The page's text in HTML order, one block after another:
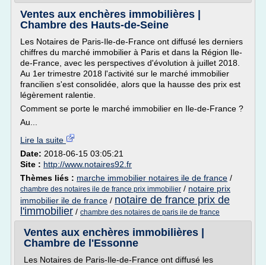
Ventes aux enchères immobilières |
Chambre des Hauts-de-Seine
Les Notaires de Paris-Ile-de-France ont diffusé les derniers
chiffres du marché immobilier à Paris et dans la Région Ile-
de-France, avec les perspectives d'évolution à juillet 2018.
Au 1er trimestre 2018 l'activité sur le marché immobilier
francilien s'est consolidée, alors que la hausse des prix est
légèrement ralentie.
Comment se porte le marché immobilier en Ile-de-France ?
Au...
Lire la suite
Date: 2018-06-15 03:05:21
Site : http://www.notaires92.fr
Thèmes liés : marche immobilier notaires ile de france /
chambre des notaires ile de france prix immobilier / notaire prix
immobilier ile de france / notaire de france prix de
l'immobilier / chambre des notaires de paris ile de france
Ventes aux enchères immobilières |
Chambre de l'Essonne
Les Notaires de Paris-Ile-de-France ont diffusé les